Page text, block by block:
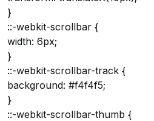
}
::-webkit-scrollbar {
width: 6px;
}
::-webkit-scrollbar-track {
background: #f4f4f5;
}
::-webkit-scrollbar-thumb {